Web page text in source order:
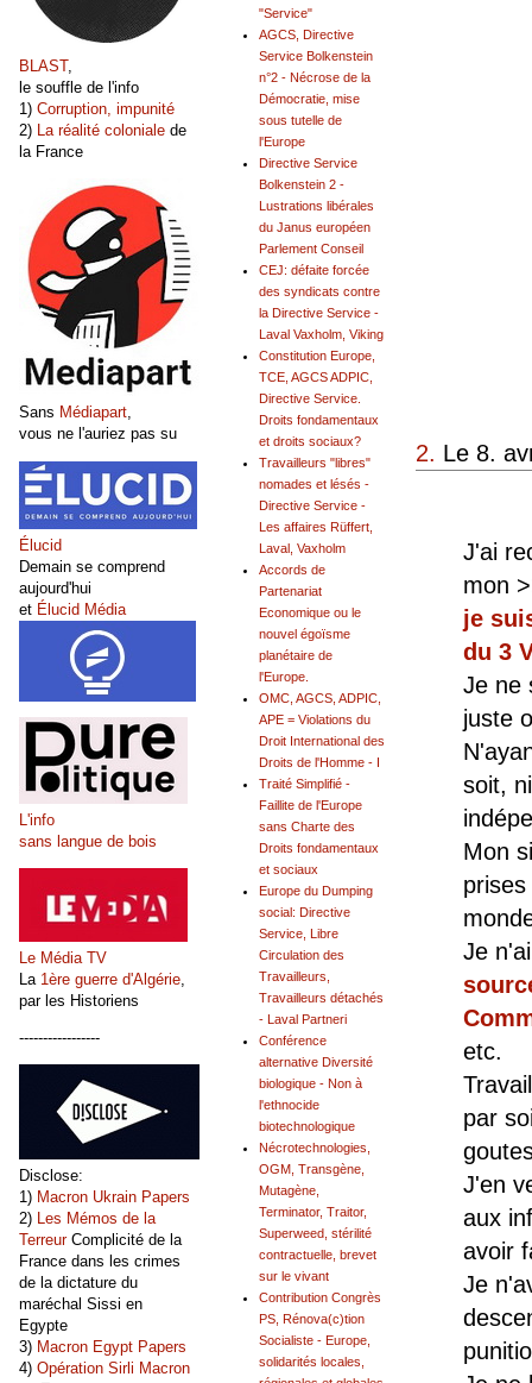
2. Le 8.
J'ai
mon
je
du 3
Je ne
juste
soit,
Mon
Je
etc.
par
J'en
aux
avoir
Je
"Service"
AGCS, Directive
Service Bolkenstein
n°2 - Nécrose de la
Démocratie, mise
sous tutelle de
l'Europe
Directive Service
Bolkenstein 2 -
Lustrations libérales
du Janus européen
Parlement Conseil
CEJ: défaite forcée
des syndicats contre
la Directive Service -
Laval Vaxholm, Viking
Constitution Europe,
TCE, AGCS ADPIC,
Directive Service.
Droits fondamentaux
et droits sociaux?
Travailleurs "libres"
nomades et lésés -
Directive Service -
Les affaires Rüffert,
Laval, Vaxholm
Accords de
Partenariat
Economique ou le
nouvel égoïsme
planétaire de
l'Europe.
OMC, AGCS, ADPIC,
APE = Violations du
Droit International des
Droits de l'Homme - I
Traité Simplifié -
Faillite de l'Europe
sans Charte des
Droits fondamentaux
et sociaux
Europe du Dumping
social: Directive
Service, Libre
Circulation des
Travailleurs,
Travailleurs détachés
- Laval Partneri
Conférence
alternative Diversité
biologique - Non à
l'ethnocide
biotechnologique
Nécrotechnologies,
OGM, Transgène,
Mutagène,
Terminator, Traitor,
Superweed, stérilité
contractuelle, brevet
sur le vivant
Contribution Congrès
PS, Rénova(c)tion
Socialiste - Europe,
solidarités locales,
BLAST,
le souffle de l'info
1) Corruption, impunité
2) La réalité coloniale de
la France
Sans Médiapart,
vous ne l'auriez pas su
Élucid
Demain se comprend
aujourd'hui
et Élucid Média
L'info
sans langue de bois
Le Média TV
La 1ère guerre d'Algérie
par les Historiens
-----------------
Disclose:
1) Macron Ukrain Papers
2) Les Mémos de la
TerreurComplicité de la
France dans les crimes
de la dictature du
maréchal Sissi en
Egypte
3) Macron Egypt Papers
4) Opération Sirli Macron